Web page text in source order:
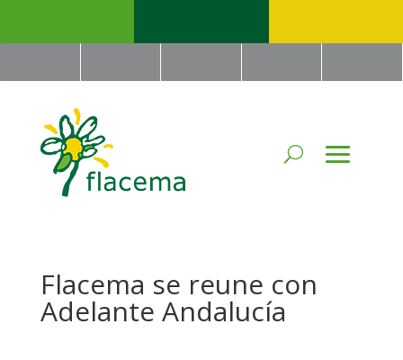
Flacema se reune con
Adelante Andalucía